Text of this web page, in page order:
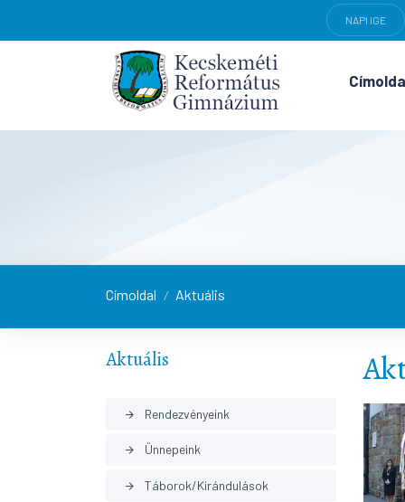
NAPI IGE
Címoldal / Aktuális
Aktuális
arrow_forward Rendezvényeink
arrow_forward Ünnepeink
arrow_forward Táborok/Kirándulások